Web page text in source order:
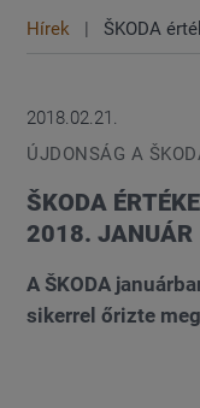
Hírek ŠKODA
2018.02.21.
ÚJDONSÁG A
ŠKODA
2018. JANUÁR
A ŠKODA
sikerrel őrizte